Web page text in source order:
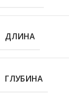
ДЛИНА
ГЛУБИНА